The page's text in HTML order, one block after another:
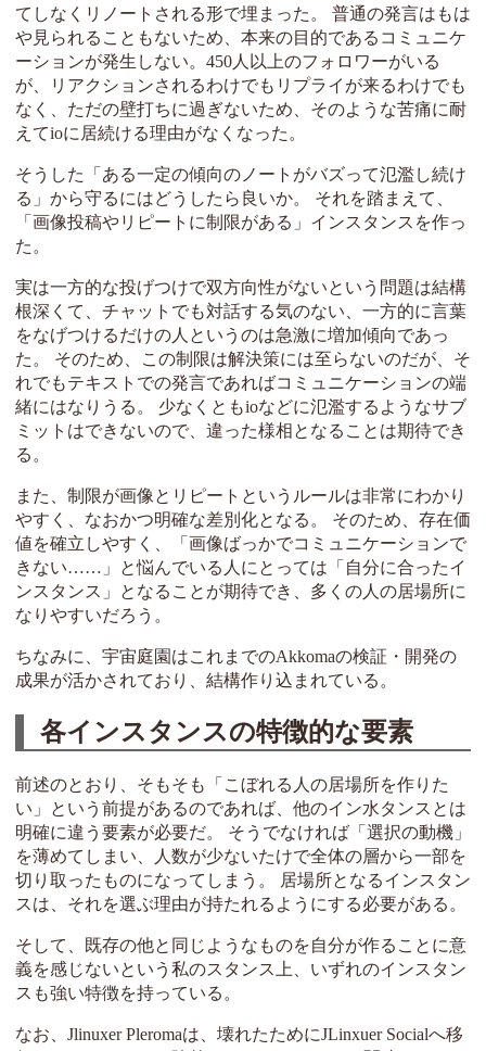
てしなくリノートされる形で埋まった。 普通の発言はもは
や見られることもないため、本来の目的であるコミュニケ
ーションが発生しない。450人以上のフォロワーがいる
が、リアクションされるわけでもリプライが来るわけでも
なく、ただの壁打ちに過ぎないため、そのような苦痛に耐
えてioに居続ける理由がなくなった。
そうした「ある一定の傾向のノートがバズって氾濫し続け
る」から守るにはどうしたら良いか。 それを踏まえて、
「画像投稿やリピートに制限がある」インスタンスを作っ
た。
実は一方的な投げつけで双方向性がないという問題は結構
根深くて、チャットでも対話する気のない、一方的に言葉
をなげつけるだけの人というのは急激に増加傾向であっ
た。 そのため、この制限は解決策には至らないのだが、そ
れでもテキストでの発言であればコミュニケーションの端
緒にはなりうる。 少なくともioなどに氾濫するようなサブ
ミットはできないので、違った様相となることは期待でき
る。
また、制限が画像とリピートというルールは非常にわかり
やすく、なおかつ明確な差別化となる。 そのため、存在価
値を確立しやすく、「画像ばっかでコミュニケーションで
きない……」と悩んでいる人にとっては「自分に合ったイ
ンスタンス」となることが期待でき、多くの人の居場所に
なりやすいだろう。
ちなみに、宇宙庭園はこれまでのAkkomaの検証・開発の
成果が活かされており、結構作り込まれている。
各インスタンスの特徴的な要素
前述のとおり、そもそも「こぼれる人の居場所を作りた
い」という前提があるのであれば、他のイン水タンスとは
明確に違う要素が必要だ。 そうでなければ「選択の動機」
を薄めてしまい、人数が少ないたけで全体の層から一部を
切り取ったものになってしまう。 居場所となるインスタン
スは、それを選ぶ理由が持たれるようにする必要がある。
そして、既存の他と同じようなものを自分が作ることに意
義を感じないという私のスタンス上、いずれのインスタン
スも強い特徴を持っている。
なお、Jlinuxer Pleromaは、壊れたためにJLinxuer Socialへ移